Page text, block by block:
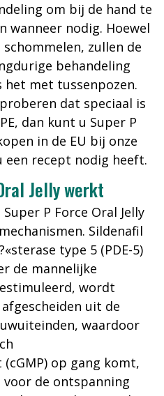
om bij de hand te
wanneer nodig. Hoewel
zullen de
behandeling
het met tussenpozen.
dat speciaal is
dan kunt u Super P
in de EU bij onze
een recept nodig heeft.
Jelly werkt
P Force Oral Jelly
Sildenafil
type 5 (PDE-5)
de mannelijke
wordt
uit de
waardoor
op gang komt,
de ontspanning